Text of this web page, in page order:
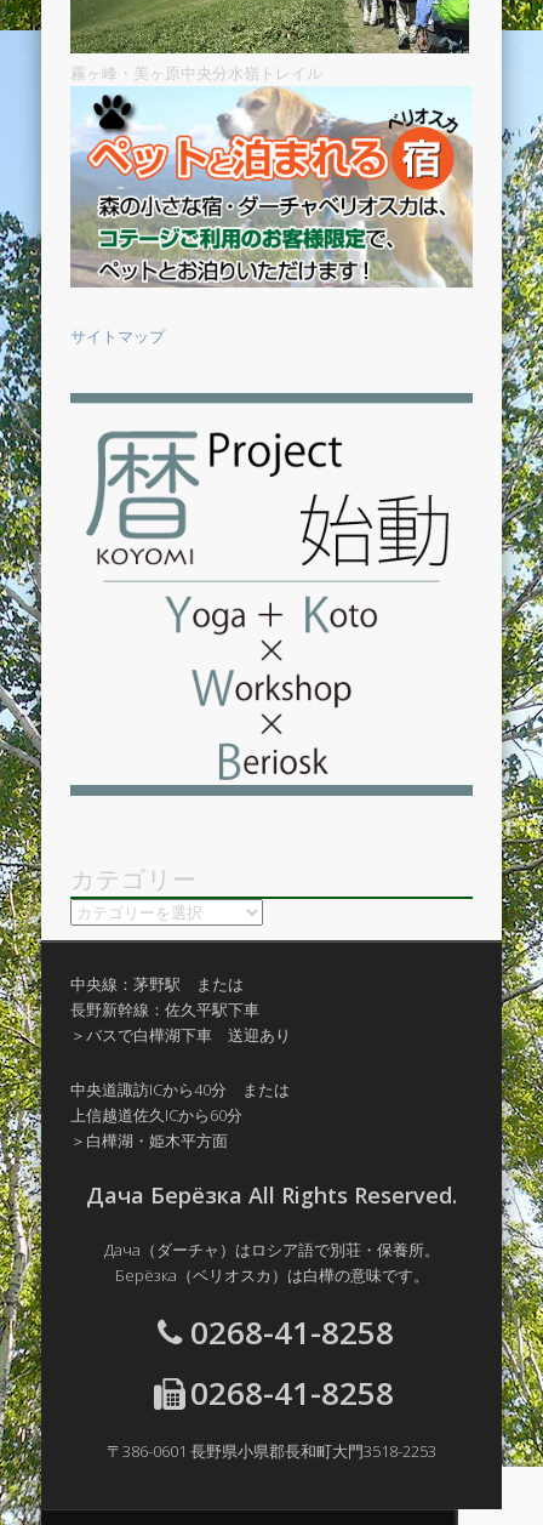
霧ヶ峰・美ヶ原中央分水嶺トレイル
サイトマップ
カテゴリー
カ
テ
リ
ー
中央線：茅野駅 または
長野新幹線：佐久平駅下車
＞バスで白樺湖下車 送迎あり
中央道諏訪ICから40分 または
上信越道佐久ICから60分
＞白樺湖・姫木平方面
Дача Берёзка All Rights Reserved.
Дача（ダーチャ）はロシア語で別荘・保養所。
Берёзка（ベリオスカ）は白樺の意味です。
0268-41-8258
0268-41-8258
〒386-0601 長野県小県郡長和町大門3518-2253